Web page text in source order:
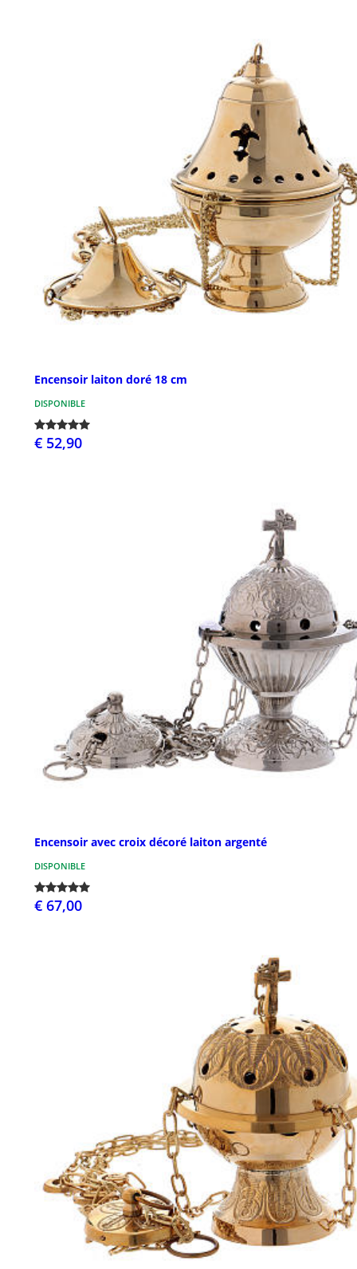
Encensoir laiton doré 18 cm
DISPONIBLE
€ 52,90
Encensoir avec croix décoré laiton argenté
DISPONIBLE
€ 67,00